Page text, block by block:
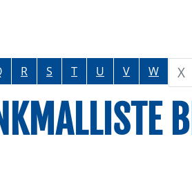
R S T U V W X